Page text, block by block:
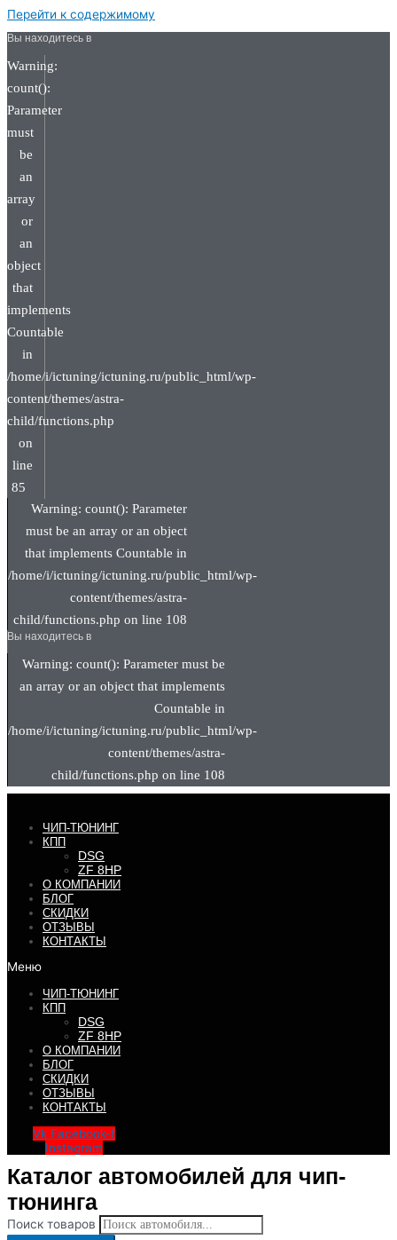
Перейти к содержимому
Вы находитесь в
Warning:
count():
Parameter
must
be
an
array
or
an
object
that
implements
Countable
in
/home/i/ictuning/ictuning.ru/public_html/wp-
content/themes/astra-
child/functions.php
on
line
85
Warning: count(): Parameter
must be an array or an object
that implements Countable in
/home/i/ictuning/ictuning.ru/public_html/wp-
content/themes/astra-
child/functions.php on line 108
Вы находитесь в
Warning: count(): Parameter must be
an array or an object that implements
Countable in
/home/i/ictuning/ictuning.ru/public_html/wp-
content/themes/astra-
child/functions.php on line 108
ЧИП-ТЮНИНГ
КПП
DSG
ZF 8HP
О КОМПАНИИ
БЛОГ
СКИДКИ
ОТЗЫВЫ
КОНТАКТЫ
Меню
ЧИП-ТЮНИНГ
КПП
DSG
ZF 8HP
О КОМПАНИИ
БЛОГ
СКИДКИ
ОТЗЫВЫ
КОНТАКТЫ
Vk Facebook-f
Instagram
Каталог автомобилей для чип-
тюнинга
Поиск товаров